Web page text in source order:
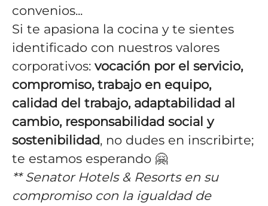
convenios...
Si te apasiona la cocina y te sientes
identificado con nuestros valores
corporativos: vocación por el servicio,
compromiso, trabajo en equipo,
calidad del trabajo, adaptabilidad al
cambio, responsabilidad social y
sostenibilidad, no dudes en inscribirte;
te estamos esperando 🤗
** Senator Hotels & Resorts en su
compromiso con la igualdad de